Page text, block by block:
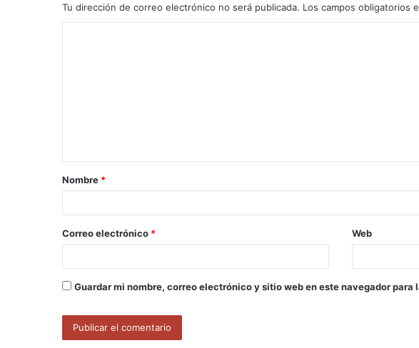
Tu dirección de correo electrónico no será publicada. Los campos obligatorios
a
r
*
Nombre *
Correo electrónico * Web
Guardar mi nombre, correo electrónico y sitio web en este navegador para